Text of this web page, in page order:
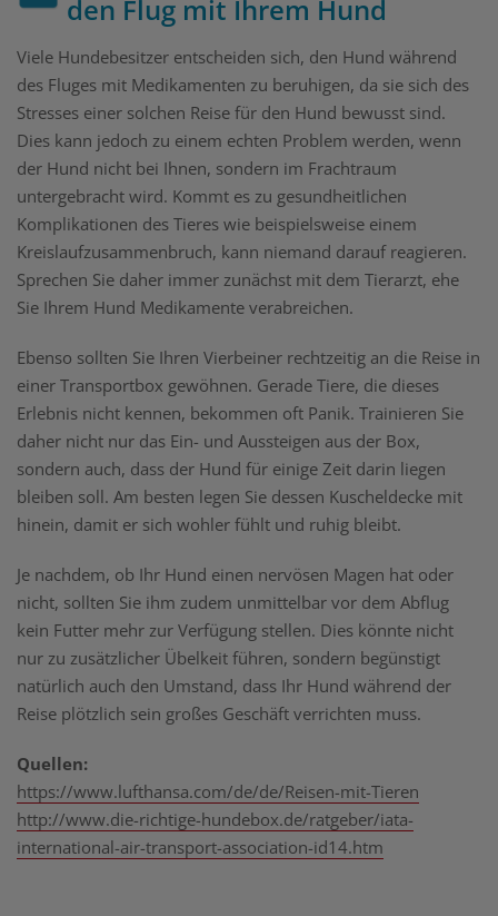
den Flug mit Ihrem Hund
Viele Hundebesitzer entscheiden sich, den Hund während
des Fluges mit Medikamenten zu beruhigen, da sie sich des
Stresses einer solchen Reise für den Hund bewusst sind.
Dies kann jedoch zu einem echten Problem werden, wenn
der Hund nicht bei Ihnen, sondern im Frachtraum
untergebracht wird. Kommt es zu gesundheitlichen
Komplikationen des Tieres wie beispielsweise einem
Kreislaufzusammenbruch, kann niemand darauf reagieren.
Sprechen Sie daher immer zunächst mit dem Tierarzt, ehe
Sie Ihrem Hund Medikamente verabreichen.
Ebenso sollten Sie Ihren Vierbeiner rechtzeitig an die Reise in
einer Transportbox gewöhnen. Gerade Tiere, die dieses
Erlebnis nicht kennen, bekommen oft Panik. Trainieren Sie
daher nicht nur das Ein- und Aussteigen aus der Box,
sondern auch, dass der Hund für einige Zeit darin liegen
bleiben soll. Am besten legen Sie dessen Kuscheldecke mit
hinein, damit er sich wohler fühlt und ruhig bleibt.
Je nachdem, ob Ihr Hund einen nervösen Magen hat oder
nicht, sollten Sie ihm zudem unmittelbar vor dem Abflug
kein Futter mehr zur Verfügung stellen. Dies könnte nicht
nur zu zusätzlicher Übelkeit führen, sondern begünstigt
natürlich auch den Umstand, dass Ihr Hund während der
Reise plötzlich sein großes Geschäft verrichten muss.
Quellen:
https://www.lufthansa.com/de/de/Reisen-mit-Tieren
http://www.die-richtige-hundebox.de/ratgeber/iata-
international-air-transport-association-id14.htm